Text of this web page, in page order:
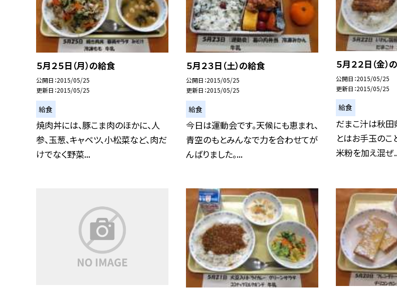
５月２５日（月）の給食
公開日 2015/05/25
更新日 2015/05/25
給食
焼肉丼には、豚こま肉のほかに、人
参、玉葱、キャベツ、小松菜など、肉だ
けでなく野菜...
５月２３日（土）の給食
公開日 2015/05/25
更新日 2015/05/25
給食
今日は運動会です。天候にも恵まれ、
青空のもとみんなで力を合わせてが
んばりました。...
５月２２日（金）
公開日 2015/05/25
更新日 2015/05/25
給食
だまこ汁は秋田
とはお手玉のこ
米粉を加え混ぜ